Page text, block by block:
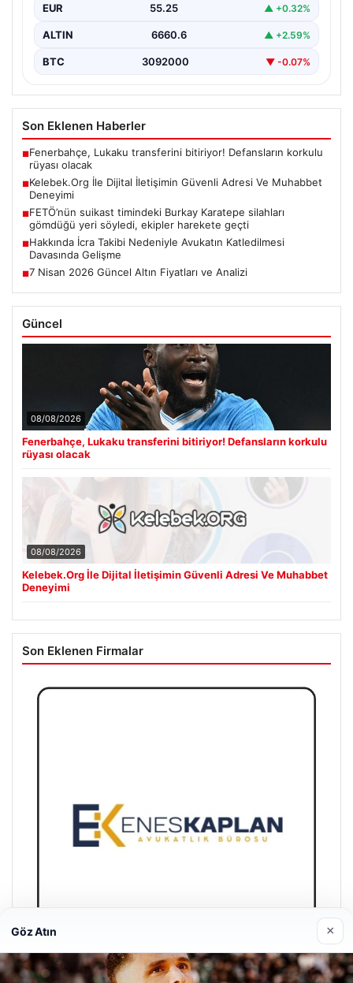
EUR 55.25 ▲ +0.32%
ALTIN 6660.6 ▲ +2.59%
BTC 3092000 ▼ -0.07%
Son Eklenen Haberler
■Fenerbahçe, Lukaku transferini bitiriyor! Defansların korkulu
rüyası olacak
■Kelebek.Org İle Dijital İletişimin Güvenli Adresi Ve Muhabbet
Deneyimi
■FETÖ’nün suikast timindeki Burkay Karatepe silahları
gömdüğü yeri söyledi, ekipler harekete geçti
■Hakkında İcra Takibi Nedeniyle Avukatın Katledilmesi
Davasında Gelişme
■7 Nisan 2026 Güncel Altın Fiyatları ve Analizi
Güncel
08/08/2026
Fenerbahçe, Lukaku transferini bitiriyor! Defansların korkulu
rüyası olacak
08/08/2026
Kelebek.Org İle Dijital İletişimin Güvenli Adresi Ve Muhabbet
Deneyimi
Son Eklenen Firmalar
Göz Atın ×